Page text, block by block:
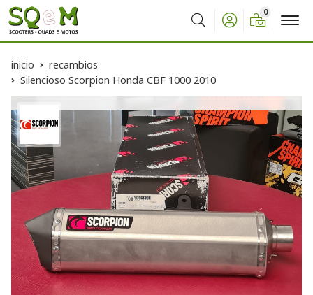
Buscar
0
inicio
recambios
Silencioso Scorpion Honda CBF 1000 2010